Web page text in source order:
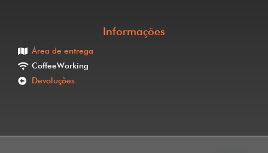
Informações
Área de entrega
CoffeeWorking
Devoluções